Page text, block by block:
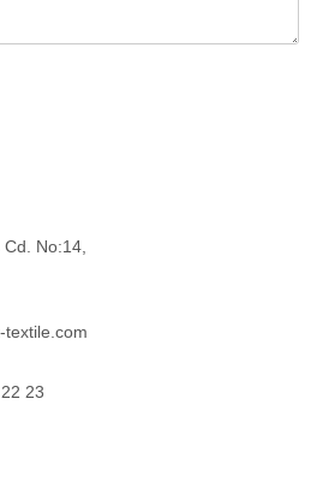
No:14,
textile.com
23